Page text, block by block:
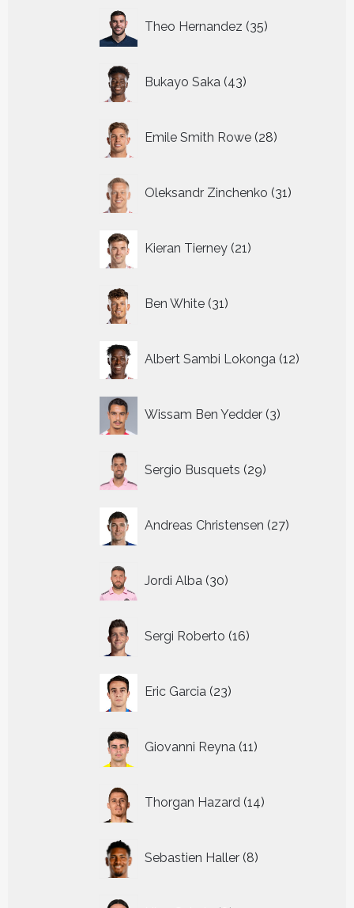
Theo Hernandez 35
producten
Bukayo Saka 43
producten
Emile Smith Rowe 28
producten
Oleksandr Zinchenko 31
producten
Kieran Tierney 21
producten
Ben White 31
producten
Albert Sambi Lokonga 12
Wissam Ben Yedder 3
producten
Sergio Busquets 29
producten
Andreas Christensen 27
producten
Jordi Alba 30
producten
Sergi Roberto 16
producten
Eric Garcia 23
producten
Giovanni Reyna 11
producten
Thorgan Hazard 14
producten
Sebastien Haller 8
producten